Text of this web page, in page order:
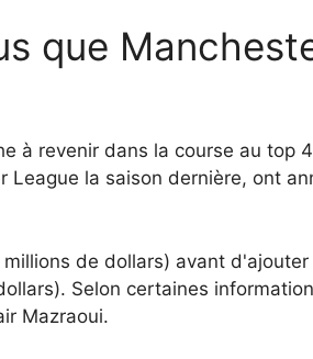
que
à revenir dans la course au top
la saison dernière, ont
de dollars) avant d'ajouter
Selon certaines
Mazraoui.